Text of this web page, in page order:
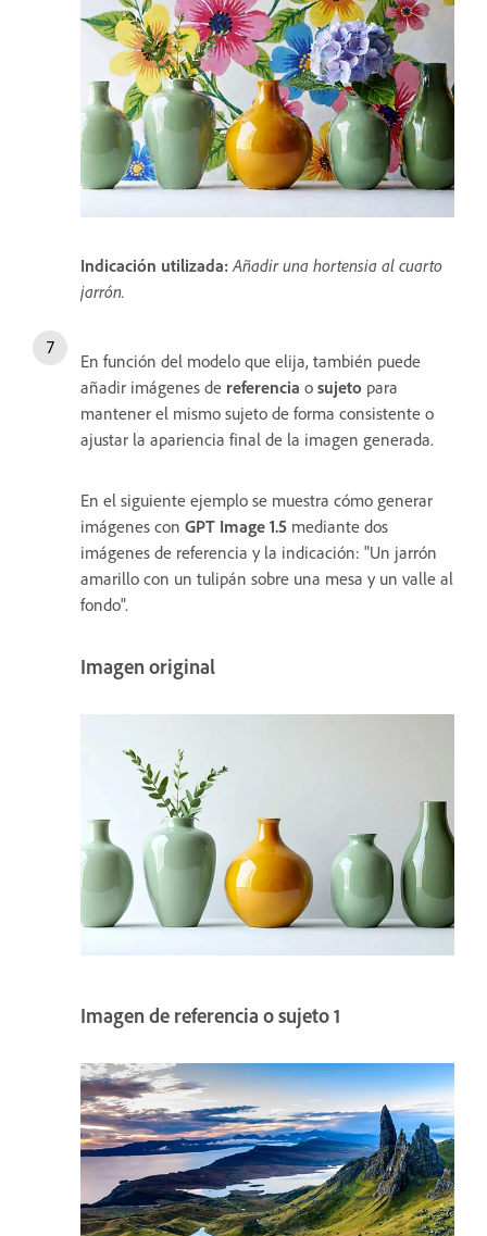
Indicación utilizada:Añadir una hortensia al cuarto
jarrón.
En función del modelo que elija, también puede
añadir imágenes de referencia o sujeto para
mantener el mismo sujeto de forma consistente o
ajustar la apariencia final de la imagen generada.
En el siguiente ejemplo se muestra cómo generar
imágenes con GPT Image 1.5 mediante dos
imágenes de referencia y la indicación: "Un jarrón
amarillo con un tulipán sobre una mesa y un valle al
fondo".
Imagen original
Imagen de referencia o sujeto 1